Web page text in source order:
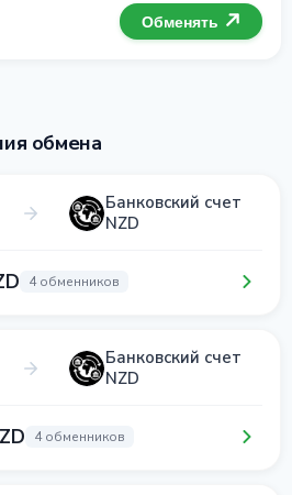
Обменять
обмена
Банковский счет
NZD
4 обменников
Банковский счет
NZD
4 обменников